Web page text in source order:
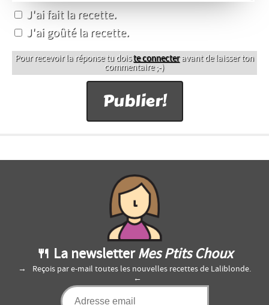
J'ai fait la recette.
J'ai goûté la recette.
Pour recevoir la réponse tu doiste connecteravant de laisser ton
commentaire ;-)
🍴 La newsletter Mes Ptits Choux
Reçois par e-mail toutes les nouvelles recettes de Laliblonde.